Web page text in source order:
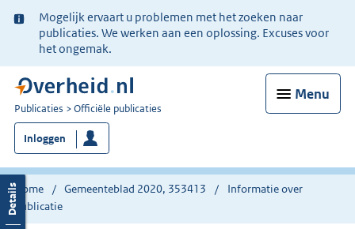
Ter
informatie:
Mogelijk ervaart u problemen met het zoeken naar
publicaties. We werken aan een oplossing. Excuses voor
het ongemak.
Menu
U
bent
nu
hier:
Publicaties Officiële publicaties
Inloggen
Home Gemeenteblad 2020, 353413
Informatie over
publicatie